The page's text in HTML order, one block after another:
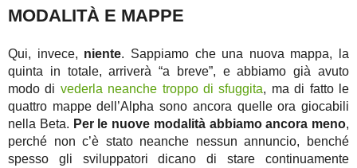
MODALITÀ E MAPPE
Qui, invece, niente. Sappiamo che una nuova mappa, la
quinta in totale, arriverà “a breve”, e abbiamo già avuto
modo di vederla neanche troppo di sfuggita, ma di fatto le
quattro mappe dell’Alpha sono ancora quelle ora giocabili
nella Beta. Per le nuove modalità abbiamo ancora meno,
perché non c’è stato neanche nessun annuncio, benché
spesso gli sviluppatori dicano di stare continuamente